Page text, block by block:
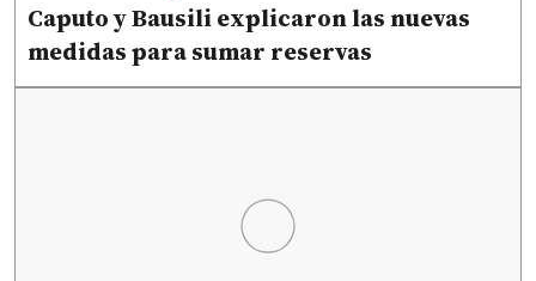
Caputo y Bausili explicaron las nuevas
medidas para sumar reservas